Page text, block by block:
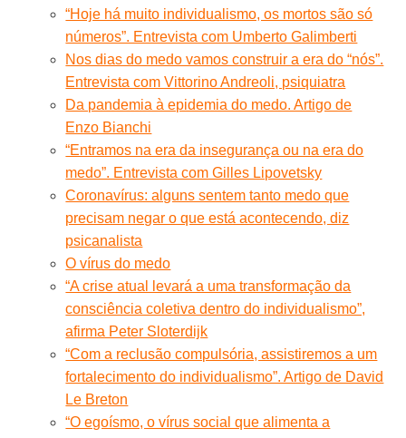
“Hoje há muito individualismo, os mortos são só
números”. Entrevista com Umberto Galimberti
Nos dias do medo vamos construir a era do “nós”.
Entrevista com Vittorino Andreoli, psiquiatra
Da pandemia à epidemia do medo. Artigo de
Enzo Bianchi
“Entramos na era da insegurança ou na era do
medo”. Entrevista com Gilles Lipovetsky
Coronavírus: alguns sentem tanto medo que
precisam negar o que está acontecendo, diz
psicanalista
O vírus do medo
“A crise atual levará a uma transformação da
consciência coletiva dentro do individualismo”,
afirma Peter Sloterdijk
“Com a reclusão compulsória, assistiremos a um
fortalecimento do individualismo”. Artigo de David
Le Breton
“O egoísmo, o vírus social que alimenta a